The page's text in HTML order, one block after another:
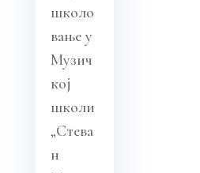
школо
вање у
Музич
кој
школи
„Стева
н